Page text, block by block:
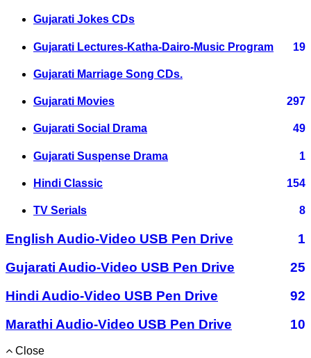
Gujarati Jokes CDs
Gujarati Lectures-Katha-Dairo-Music Program 19
Gujarati Marriage Song CDs.
Gujarati Movies 297
Gujarati Social Drama 49
Gujarati Suspense Drama 1
Hindi Classic 154
TV Serials 8
English Audio-Video USB Pen Drive
1
Gujarati Audio-Video USB Pen Drive
25
Hindi Audio-Video USB Pen Drive
92
Marathi Audio-Video USB Pen Drive
10
Close